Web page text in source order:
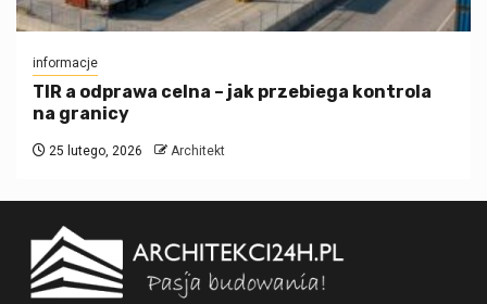
informacje
TIR a odprawa celna – jak przebiega kontrola
na granicy
25 lutego, 2026 Architekt